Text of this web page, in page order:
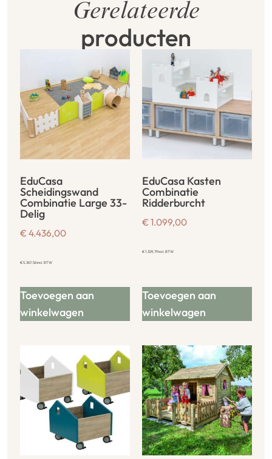
Gerelateerde
producten
EduCasa
Scheidingswand
Combinatie Large 33-
Delig
€ 4.436,00
€5.367,56incl. BTW
Toevoegen aan
winkelwagen
EduCasa Kasten
Combinatie
Ridderburcht
€ 1.099,00
€1.329,79incl. BTW
Toevoegen aan
winkelwagen